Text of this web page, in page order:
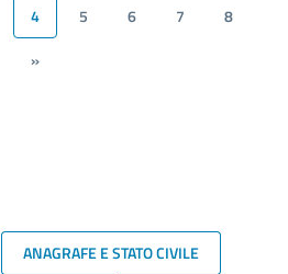
4 5 6 7
8
»
ANAGRAFE E STATO CIVILE